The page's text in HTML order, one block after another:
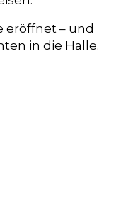
eröffnet – und
in die Halle.